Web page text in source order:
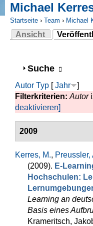
Michael
Sie sind hier
Startseite › Team › Michael
Ansicht
(aktiver
Anzeigen
Suche
Autor Typ [Jahr
]
Filterkriterien: Autor
deaktivieren]
2009
Kerres, M., Preussler,
(2009). E-
Hochschulen:
Learning an
Basis eines
Krameritsch,